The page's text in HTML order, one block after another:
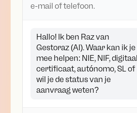
e-mail of telefoon.
Hallo! Ik ben Raz van
Gestoraz (AI). Waar kan ik je
mee helpen: NIE, NIF, digitaal
certificaat, autónomo, SL of
wil je de status van je
aanvraag weten?